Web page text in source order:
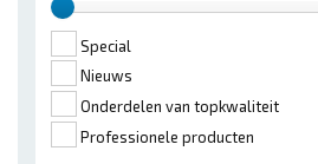
Special
Nieuws
Onderdelen van topkwaliteit
Professionele producten